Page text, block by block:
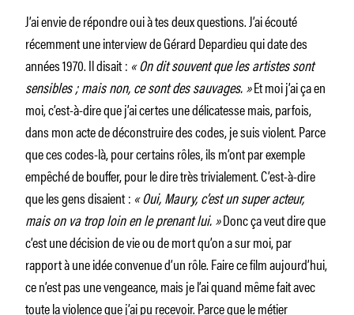
J’ai envie de répondre oui à tes deux questions. J’ai écouté
récemment une interview de Gérard Depardieu qui date des
années 1970. Il disait : « On dit souvent que les artistes sont
sensibles ; mais non, ce sont des sauvages. »Et moi j’ai ça en
moi, c’est-à-dire que j’ai certes une délicatesse mais, parfois,
dans mon acte de déconstruire des codes, je suis violent. Parce
que ces codes-là, pour certains rôles, ils m’ont par exemple
empêché de bouffer, pour le dire très trivialement. C’est-à-dire
que les gens disaient : « Oui, Maury, c’est un super acteur,
mais on va trop loin en le prenant lui. »Donc ça veut dire que
c’est une décision de vie ou de mort qu’on a sur moi, par
rapport à une idée convenue d’un rôle. Faire ce film aujourd’hui,
ce n’est pas une vengeance, mais je l’ai quand même fait avec
toute la violence que j’ai pu recevoir. Parce que le métier